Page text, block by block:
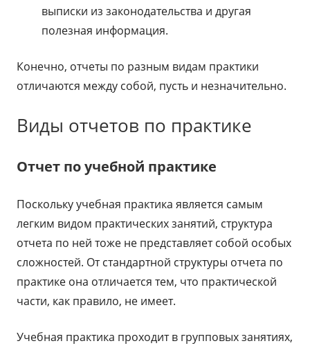
выписки из законодательства и другая
полезная информация.
Конечно, отчеты по разным видам практики
отличаются между собой, пусть и незначительно.
Виды отчетов по практике
Отчет по учебной практике
Поскольку учебная практика является самым
легким видом практических занятий, структура
отчета по ней тоже не представляет собой особых
сложностей. От стандартной структуры отчета по
практике она отличается тем, что практической
части, как правило, не имеет.
Учебная практика проходит в групповых занятиях,